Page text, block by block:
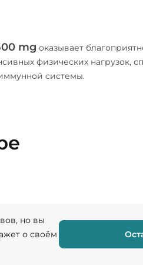
mg оказывает
физических нагрузок,
системы.
но вы
о своём